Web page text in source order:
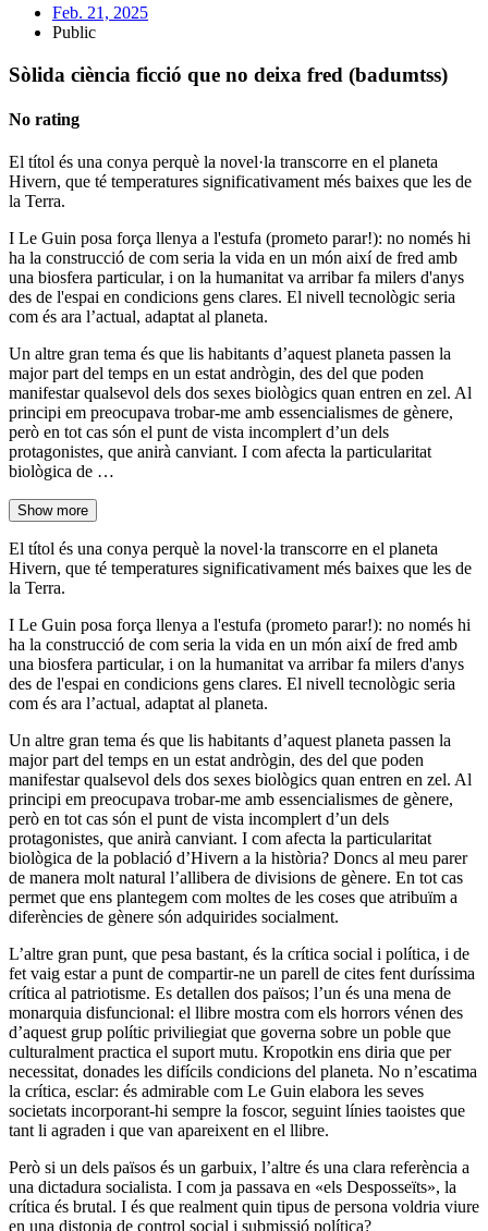
Feb. 21, 2025
Public
Sòlida ciència ficció que no deixa fred (badumtss)
No rating
El títol és una conya perquè la novel·la transcorre en el planeta
Hivern, que té temperatures significativament més baixes que les de
la Terra.
I Le Guin posa força llenya a l'estufa (prometo parar!): no només hi
ha la construcció de com seria la vida en un món així de fred amb
una biosfera particular, i on la humanitat va arribar fa milers d'anys
des de l'espai en condicions gens clares. El nivell tecnològic seria
com és ara l’actual, adaptat al planeta.
Un altre gran tema és que lis habitants d’aquest planeta passen la
major part del temps en un estat andrògin, des del que poden
manifestar qualsevol dels dos sexes biològics quan entren en zel. Al
principi em preocupava trobar-me amb essencialismes de gènere,
però en tot cas són el punt de vista incomplert d’un dels
protagonistes, que anirà canviant. I com afecta la particularitat
biològica de …
Show more
El títol és una conya perquè la novel·la transcorre en el planeta
Hivern, que té temperatures significativament més baixes que les de
la Terra.
I Le Guin posa força llenya a l'estufa (prometo parar!): no només hi
ha la construcció de com seria la vida en un món així de fred amb
una biosfera particular, i on la humanitat va arribar fa milers d'anys
des de l'espai en condicions gens clares. El nivell tecnològic seria
com és ara l’actual, adaptat al planeta.
Un altre gran tema és que lis habitants d’aquest planeta passen la
major part del temps en un estat andrògin, des del que poden
manifestar qualsevol dels dos sexes biològics quan entren en zel. Al
principi em preocupava trobar-me amb essencialismes de gènere,
però en tot cas són el punt de vista incomplert d’un dels
protagonistes, que anirà canviant. I com afecta la particularitat
biològica de la població d’Hivern a la història? Doncs al meu parer
de manera molt natural l’allibera de divisions de gènere. En tot cas
permet que ens plantegem com moltes de les coses que atribuïm a
diferències de gènere són adquirides socialment.
L’altre gran punt, que pesa bastant, és la crítica social i política, i de
fet vaig estar a punt de compartir-ne un parell de cites fent duríssima
crítica al patriotisme. Es detallen dos països; l’un és una mena de
monarquia disfuncional: el llibre mostra com els horrors vénen des
d’aquest grup polític priviliegiat que governa sobre un poble que
culturalment practica el suport mutu. Kropotkin ens diria que per
necessitat, donades les difícils condicions del planeta. No n’escatima
la crítica, esclar: és admirable com Le Guin elabora les seves
societats incorporant-hi sempre la foscor, seguint línies taoistes que
tant li agraden i que van apareixent en el llibre.
Però si un dels països és un garbuix, l’altre és una clara referència a
una dictadura socialista. I com ja passava en «els Desposseïts», la
crítica és brutal. I és que realment quin tipus de persona voldria viure
en una distopia de control social i submissió política?